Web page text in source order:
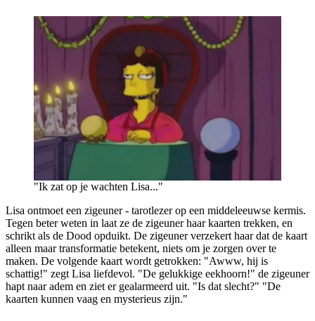
"Ik zat op je wachten Lisa..."
Lisa ontmoet een zigeuner - tarotlezer op een middeleeuwse kermis.
Tegen beter weten in laat ze de zigeuner haar kaarten trekken, en
schrikt als de Dood opduikt. De zigeuner verzekert haar dat de kaart
alleen maar transformatie betekent, niets om je zorgen over te
maken. De volgende kaart wordt getrokken: "Awww, hij is
schattig!" zegt Lisa liefdevol. "De gelukkige eekhoorn!" de zigeuner
hapt naar adem en ziet er gealarmeerd uit. "Is dat slecht?" "De
kaarten kunnen vaag en mysterieus zijn."